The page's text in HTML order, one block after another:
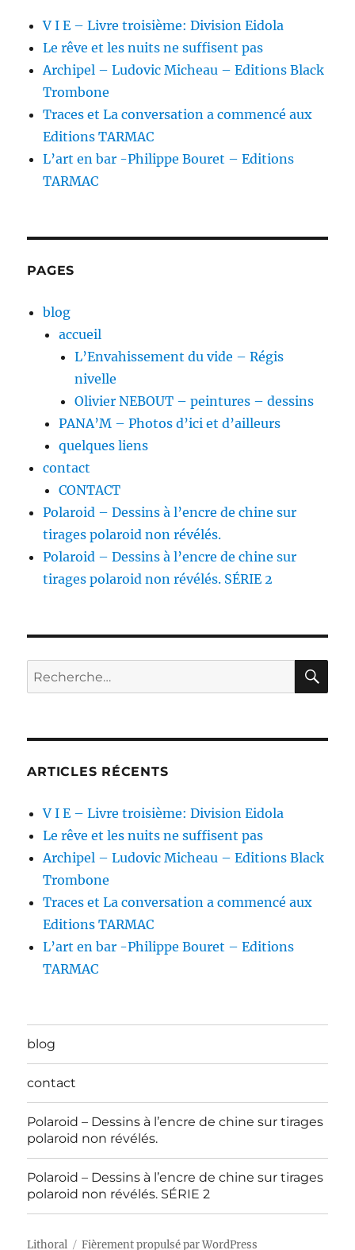
V I E – Livre troisième: Division Eidola
Le rêve et les nuits ne suffisent pas
Archipel – Ludovic Micheau – Editions Black
Trombone
Traces et La conversation a commencé aux
Editions TARMAC
L’art en bar -Philippe Bouret – Editions
TARMAC
PAGES
blog
accueil
L’Envahissement du vide – Régis
nivelle
Olivier NEBOUT – peintures – dessins
PANA’M – Photos d’ici et d’ailleurs
quelques liens
contact
CONTACT
Polaroid – Dessins à l’encre de chine sur
tirages polaroid non révélés.
Polaroid – Dessins à l’encre de chine sur
tirages polaroid non révélés. SÉRIE 2
Recherche
pour :
ARTICLES RÉCENTS
V I E – Livre troisième: Division Eidola
Le rêve et les nuits ne suffisent pas
Archipel – Ludovic Micheau – Editions Black
Trombone
Traces et La conversation a commencé aux
Editions TARMAC
L’art en bar -Philippe Bouret – Editions
TARMAC
blog
contact
Polaroid – Dessins à l’encre de chine sur tirages
polaroid non révélés.
Polaroid – Dessins à l’encre de chine sur tirages
polaroid non révélés. SÉRIE 2
Lithoral Fièrement propulsé par WordPress